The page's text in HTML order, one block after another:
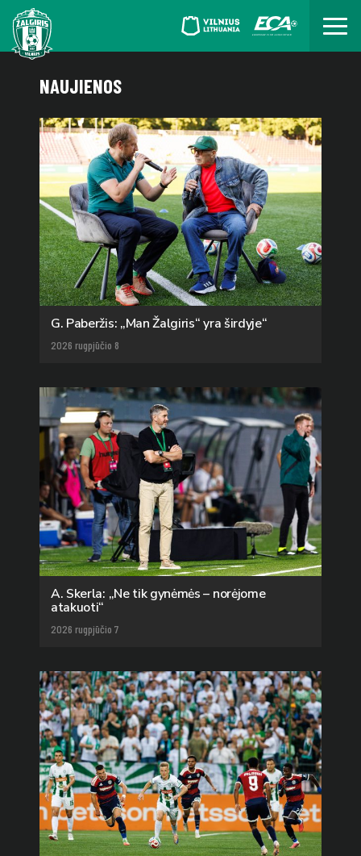
NAUJIENOS
G. Paberžis: „Man Žalgiris“ yra širdyje“
2026 rugpjūčio 8
A. Skerla: „Ne tik gynėmės – norėjome
atakuoti“
2026 rugpjūčio 7